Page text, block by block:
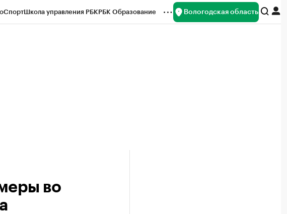
СпортШкола управления РБКРБК Образование Вологодская область
во